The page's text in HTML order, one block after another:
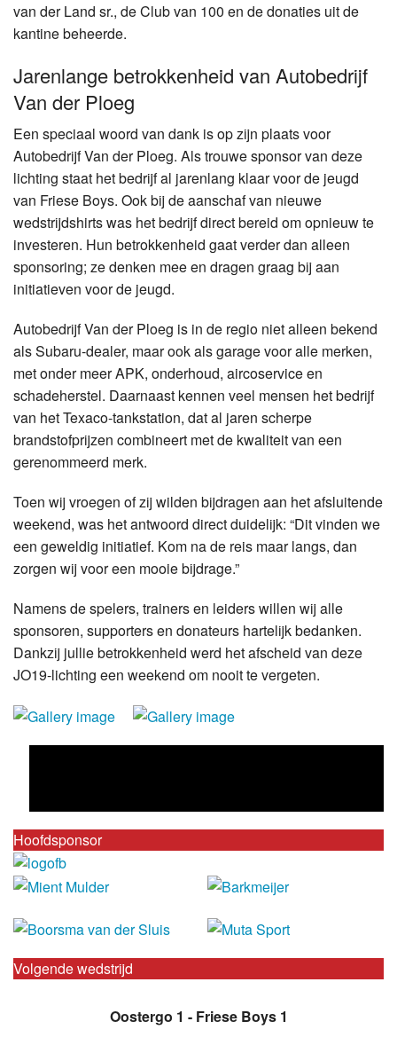
van der Land sr., de Club van 100 en de donaties uit de
kantine beheerde.
Jarenlange betrokkenheid van Autobedrijf
Van der Ploeg
Een speciaal woord van dank is op zijn plaats voor
Autobedrijf Van der Ploeg. Als trouwe sponsor van deze
lichting staat het bedrijf al jarenlang klaar voor de jeugd
van Friese Boys. Ook bij de aanschaf van nieuwe
wedstrijdshirts was het bedrijf direct bereid om opnieuw te
investeren. Hun betrokkenheid gaat verder dan alleen
sponsoring; ze denken mee en dragen graag bij aan
initiatieven voor de jeugd.
Autobedrijf Van der Ploeg is in de regio niet alleen bekend
als Subaru-dealer, maar ook als garage voor alle merken,
met onder meer APK, onderhoud, aircoservice en
schadeherstel. Daarnaast kennen veel mensen het bedrijf
van het Texaco-tankstation, dat al jaren scherpe
brandstofprijzen combineert met de kwaliteit van een
gerenommeerd merk.
Toen wij vroegen of zij wilden bijdragen aan het afsluitende
weekend, was het antwoord direct duidelijk: “Dit vinden we
een geweldig initiatief. Kom na de reis maar langs, dan
zorgen wij voor een mooie bijdrage.”
Namens de spelers, trainers en leiders willen wij alle
sponsoren, supporters en donateurs hartelijk bedanken.
Dankzij jullie betrokkenheid werd het afscheid van deze
JO19-lichting een weekend om nooit te vergeten.
Hoofdsponsor
Volgende wedstrijd
Oostergo 1 - Friese Boys 1